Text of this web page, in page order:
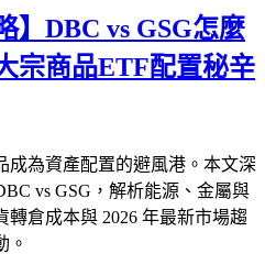
】DBC vs GSG怎麼
宗商品ETF配置秘辛
成為資產配置的避風港。本文深
vs GSG，解析能源、金屬與
倉成本與 2026 年最新市場趨
。